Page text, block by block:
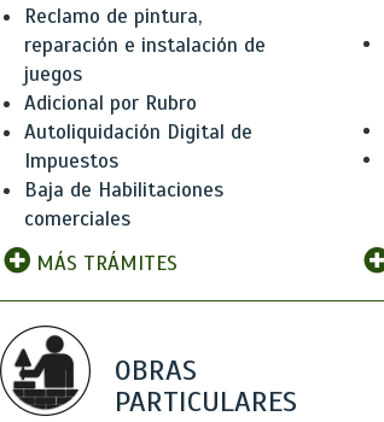
Reclamo de pintura,
reparación e instalación de
juegos
Adicional por Rubro
Autoliquidación Digital de
Impuestos
Baja de Habilitaciones
comerciales
MÁS TRÁMITES
OBRAS
PARTICULARES